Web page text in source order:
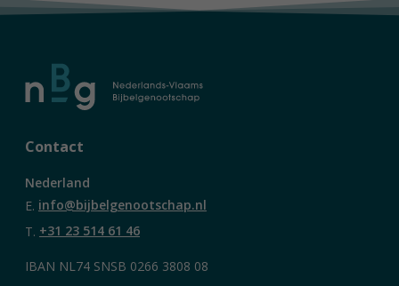
Contact
Nederland
E. info@bijbelgenootschap.nl
T. +31 23 514 61 46
IBAN NL74 SNSB 0266 3808 08